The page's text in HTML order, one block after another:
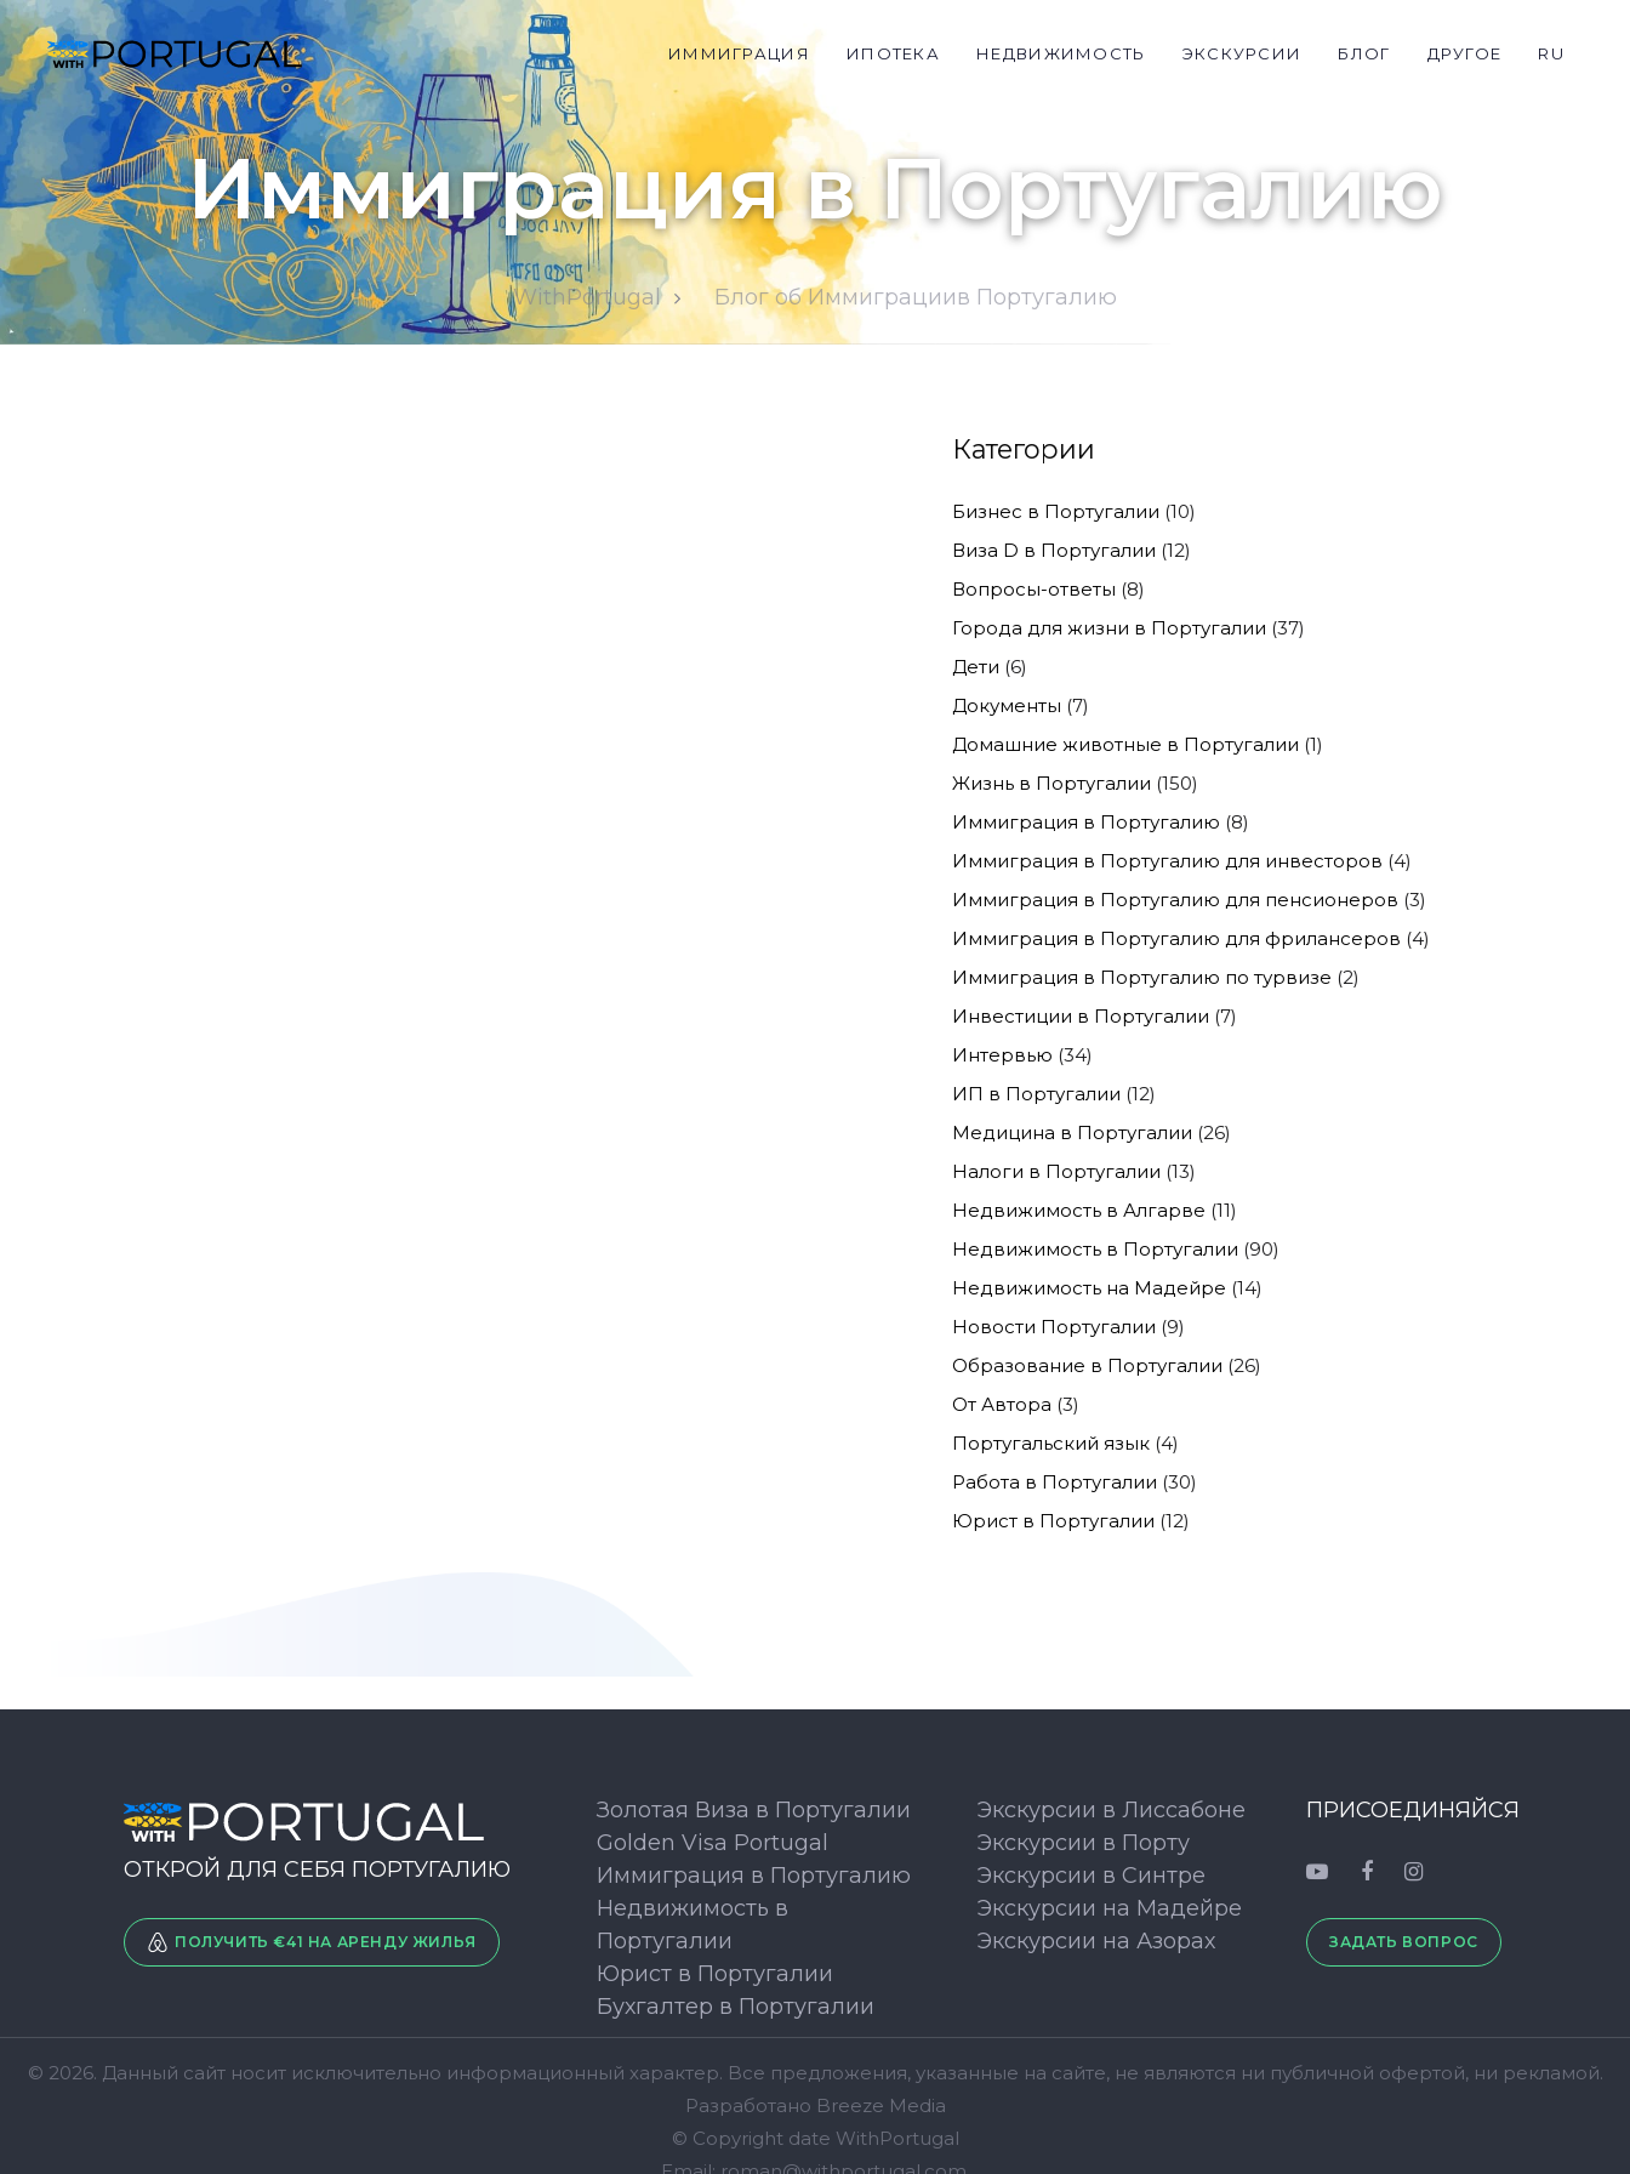
ИММИГРАЦИЯ ИПОТЕКА НЕДВИЖИМОСТЬ ЭКСКУРСИИ БЛОГ ДРУГОЕ RU
Иммиграция в Португалию
WithPortugal Блог об Иммиграциив Португалию
Категории
Бизнес в Португалии (10)
Виза D в Португалии (12)
Вопросы-ответы (8)
Города для жизни в Португалии (37)
Дети (6)
Документы (7)
Домашние животные в Португалии (1)
Жизнь в Португалии (150)
Иммиграция в Португалию (8)
Иммиграция в Португалию для инвесторов (4)
Иммиграция в Португалию для пенсионеров (3)
Иммиграция в Португалию для фрилансеров (4)
Иммиграция в Португалию по турвизе (2)
Инвестиции в Португалии (7)
Интервью (34)
ИП в Португалии (12)
Медицина в Португалии (26)
Налоги в Португалии (13)
Недвижимость в Алгарве (11)
Недвижимость в Португалии (90)
Недвижимость на Мадейре (14)
Новости Португалии (9)
Образование в Португалии (26)
От Автора (3)
Португальский язык(4)
Работа в Португалии (30)
Юрист в Португалии (12)
ОТКРОЙ ДЛЯ СЕБЯ ПОРТУГАЛИЮ
ПОЛУЧИТЬ €41 НА АРЕНДУ ЖИЛЬЯ
Золотая Виза в Португалии
Golden Visa Portugal
Иммиграция в Португалию
Недвижимость в
Португалии
Юрист в Португалии
Бухгалтер в Португалии
Экскурсии в Лиссабоне
Экскурсии в Порту
Экскурсии в Синтре
Экскурсии на Мадейре
Экскурсии на Азорах
ПРИСОЕДИНЯЙСЯ
ЗАДАТЬ ВОПРОС
© 2026. Данный сайт носит исключительно информационный характер. Bсе предложения, указанные на сайте, не являются ни публичной офертой, ни рекламой.
Разработано Breeze Media
© Copyright date WithPortugal